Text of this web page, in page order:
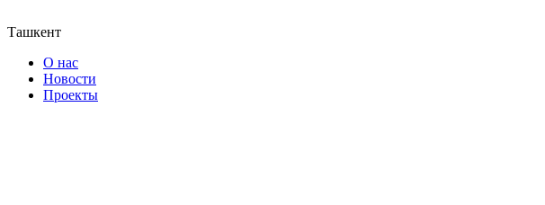
Ташкент
О нас
Новости
Проекты